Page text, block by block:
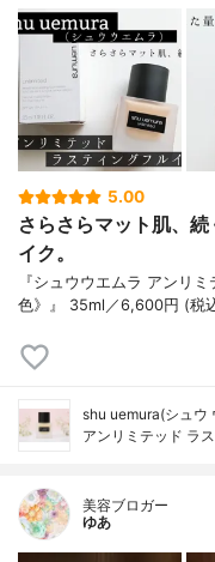
5.00
さらさらマット肌、
イク。
『シュウウエムラ アンリ
色》』 35ml／6,600円 (税
shu uemura(シュウ
アンリミテッド ラ
美容ブロガー
ゆあ